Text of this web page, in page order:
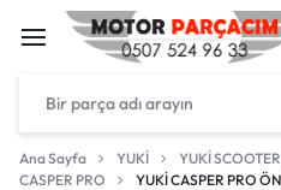
Ana Sayfa YUKİ
YUKİ
CASPER PRO
YUKİ CASPER PRO